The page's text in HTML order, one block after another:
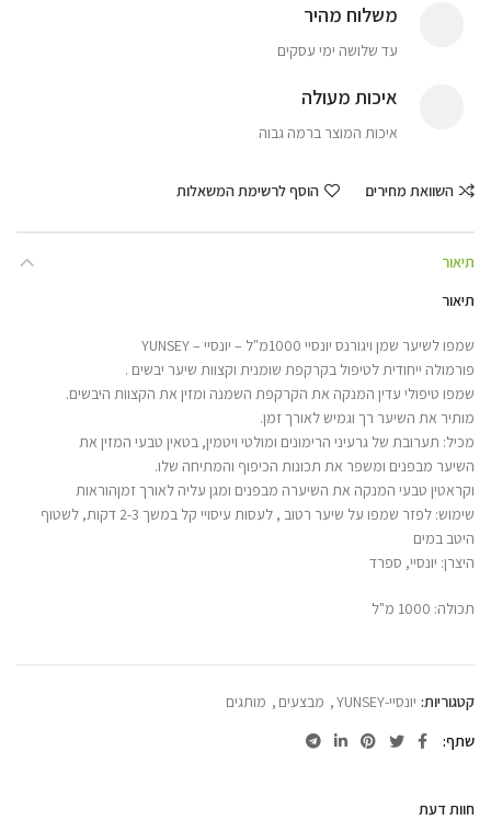
משלוח מהיר
עד שלושה ימי עסקים
איכות מעולה
איכות המוצר ברמה גבוה
השוואת מחירים הוסף לרשימת המשאלות
תיאור
תיאור
שמפו לשיער שמן ויגורנס יונסיי 1000מ"ל – יונסיי – YUNSEY
פורמולה ייחודית לטיפול בקרקפת שומנית וקצוות שיער יבשים .
שמפו טיפולי עדין המנקה את הקרקפת השמנה ומזין את הקצוות היבשים.
מותיר את השיער רך וגמיש לאורך זמן.
מכיל: תערובת של גרעיני הרימונים ומולטי ויטמין, בטאין טבעי המזין את
השיער מבפנים ומשפר את תכונות הכיפוף והמתיחה שלו.
וקראטין טבעי המנקה את השיערה מבפנים ומגן עליה לאורך זמןהוראות
שימוש: לפזר שמפו על שיער רטוב , לעסות עיסויי קל במשך 2-3 דקות, לשטוף
היטב במים
היצרן: יונסיי, ספרד
תכולה: 1000 מ"ל
קטגוריות: יונסיי-YUNSEY , מבצעים , מותגים
שתף
חוות דעת